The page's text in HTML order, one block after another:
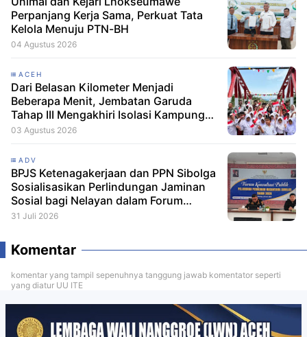
Perpanjang Kerja Sama, Perkuat Tata
Kelola Menuju PTN-BH
04 Agustus 2026
ACEH
Dari Belasan Kilometer Menjadi
Beberapa Menit, Jembatan Garuda
Tahap III Mengakhiri Isolasi Kampung
Tempel
03 Agustus 2026
ADV
BPJS Ketenagakerjaan dan PPN Sibolga
Sosialisasikan Perlindungan Jaminan
Sosial bagi Nelayan dalam Forum
Konsultasi Publik
31 Juli 2026
Komentar
komentar yang tampil sepenuhnya tanggung jawab komentator seperti
yang diatur UU ITE